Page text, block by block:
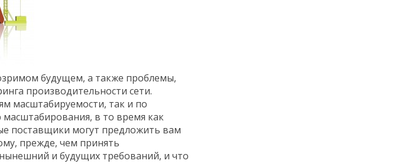
будущем, а также проблемы,
производительности сети.
масштабируемости, так и по
в то время как
поставщики могут предложить вам
прежде, чем принять
и будущих требований, и что